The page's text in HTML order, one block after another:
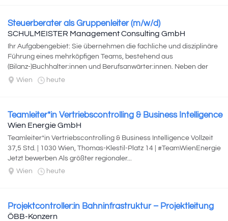
Steuerberater als Gruppenleiter (m/w/d)
SCHULMEISTER Management Consulting GmbH
Ihr Aufgabengebiet: Sie übernehmen die fachliche und disziplinäre
Führung eines mehrköpfigen Teams, bestehend aus
(Bilanz-)Buchhalter:innen und Berufsanwärter:innen. Neben der
Anleitung Ihres...
Wien heute
Teamleiter*in Vertriebscontrolling & Business Intelligence
Wien Energie GmbH
Teamleiter*in Vertriebscontrolling & Business Intelligence Vollzeit
37,5 Std. | 1030 Wien, Thomas-Klestil-Platz 14 | #TeamWienEnergie
Jetzt bewerben Als größter regionaler...
Wien
heute
Projektcontroller:in Bahninfrastruktur – Projektleitung
ÖBB-Konzern